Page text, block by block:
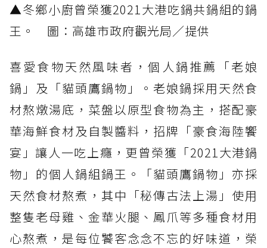
▲冬鄉小廚曾榮獲2021大港吃鍋共鍋組的鍋
王。 圖：高雄市政府觀光局／提供
喜愛食物天然風味者，個人鍋推薦「老娘
鍋」及「貓頭鷹鍋物」。老娘鍋採用天然食
材熬燉湯底，菜盤以原型食物為主，搭配豪
華海鮮食材及自製醬料，招牌「豪食海陸饗
宴」讓人一吃上癮，更曾榮獲「2021大港鍋
物」的個人鍋組鍋王。「貓頭鷹鍋物」亦採
天然食材熬煮，其中「秘傳古法上湯」使用
整隻老母雞、金華火腿、鳳爪等多種食材用
心熬煮，是每位饕客念念不忘的好味道，榮